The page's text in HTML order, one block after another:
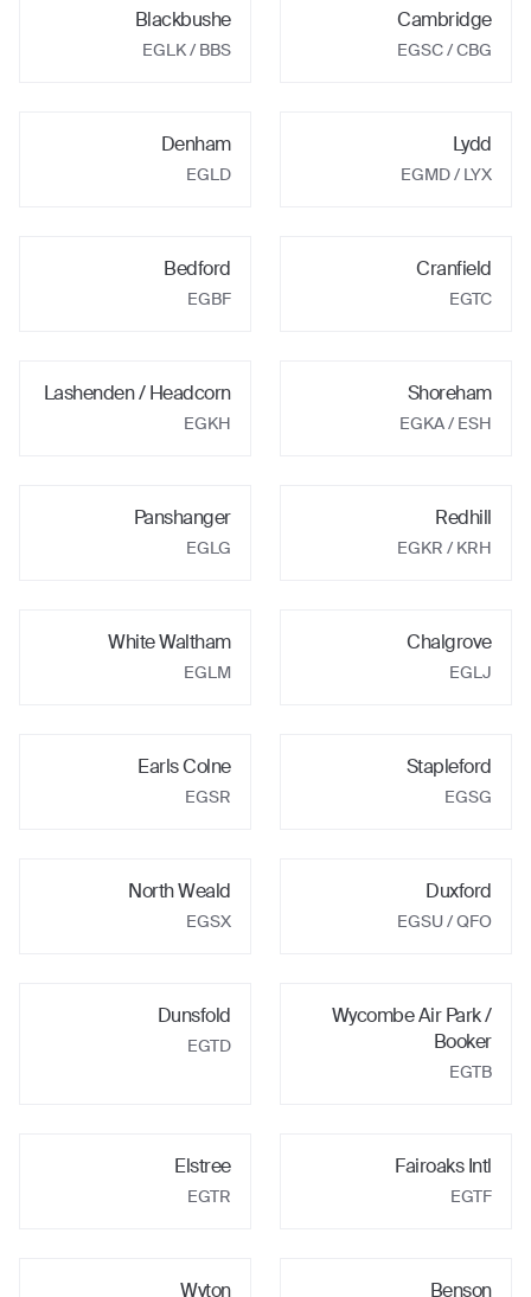
Cambridge
EGSC/ CBG
Blackbushe
EGLK/ BBS
Lydd
EGMD/ LYX
Denham
EGLD
Cranfield
EGTC
Bedford
EGBF
Shoreham
EGKA/ ESH
Lashenden / Headcorn
EGKH
Redhill
EGKR / KRH
Panshanger
EGLG
Chalgrove
EGLJ
White Waltham
EGLM
Stapleford
EGSG
Earls Colne
EGSR
Duxford
EGSU/ QFO
North Weald
EGSX
Wycombe Air Park /
Booker
EGTB
Dunsfold
EGTD
Fairoaks Intl
EGTF
Elstree
EGTR
Benson
Wyton